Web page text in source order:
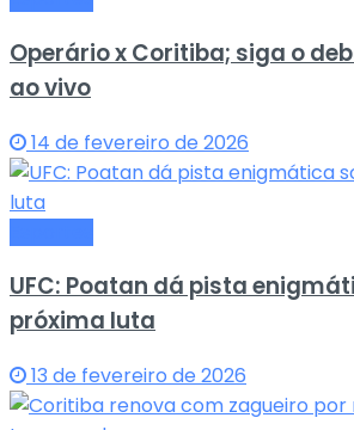
Operário x Coritiba; siga o
ao vivo
14 de fevereiro de 2026
UFC: Poatan dá pista
próxima luta
13 de fevereiro de 2026